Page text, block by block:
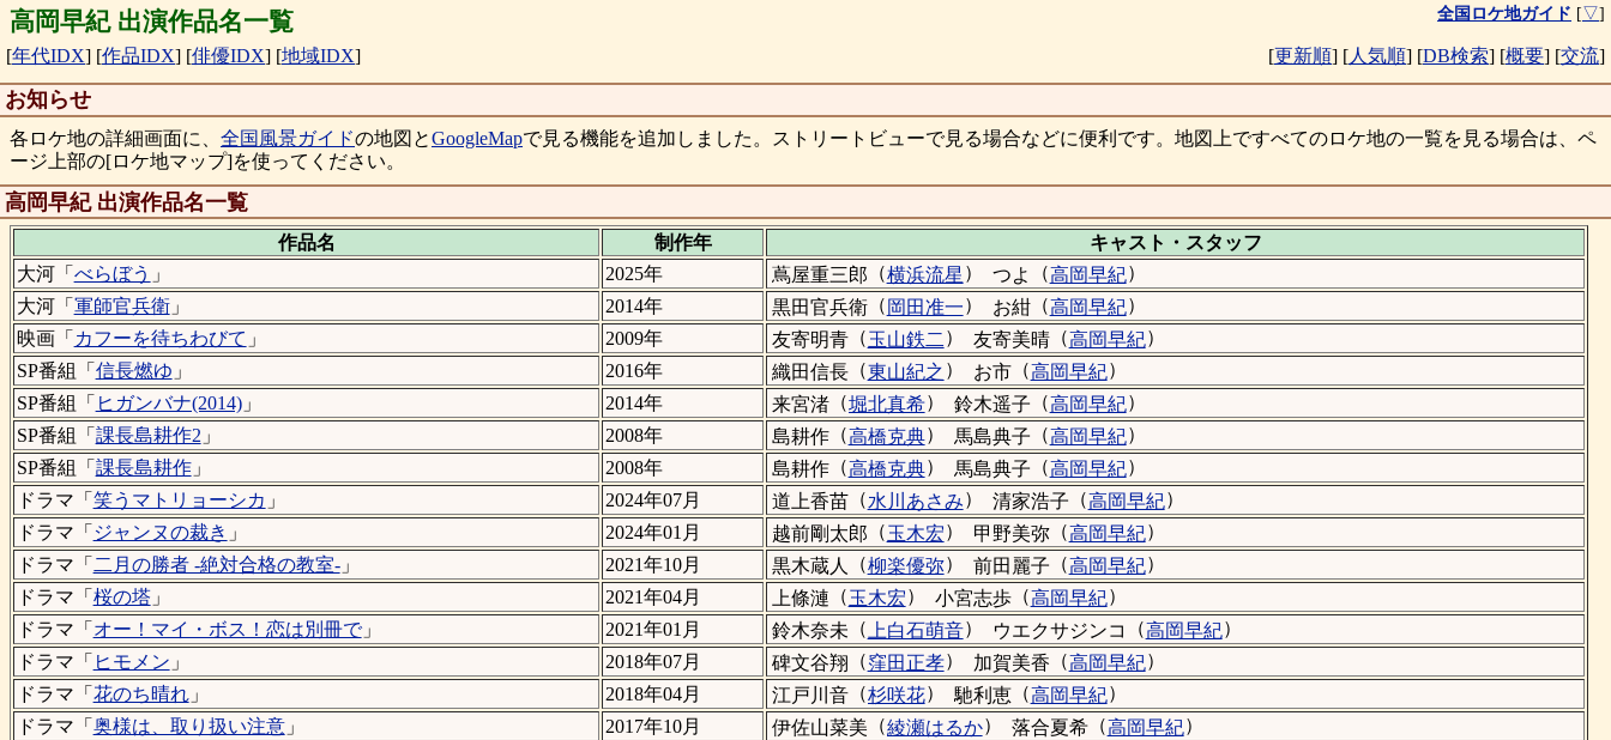
高岡早紀 出演作品名一覧 全国ロケ地ガイド [▽]
[年代IDX] [作品IDX] [俳優IDX] [地域IDX] [更新順] [人気順] [DB検索] [概要] [交流]
お知らせ
各ロケ地の詳細画面に、 全国風景ガイドの地図とGoogleMapで見る機能を追加しました。ストリートビューで見る場合などに便利です。地図上ですべてのロケ地の一覧を見る場合は、ペ
ージ上部の[ロケ地マップ]を使ってください。
高岡早紀 出演作品名一覧
作品名 制作年 キャスト・ スタッフ
大河「 べらぼう 」 2025年 蔦屋重三郎 （横浜流星 ） つよ （高岡早紀）
大河「 軍師官兵衛」 2014年 黒田官兵衛（ 岡田准一） お紺（高岡早紀）
映画「 カフーを待ちわびて 」 2009年 友寄明青（玉山鉄二 ） 友寄美晴（高岡早紀）
SP番組「 信長燃ゆ 」 2016年 織田信長（東山紀之 ） お市（高岡早紀）
SP番組「 ヒガンバナ(2014)」 2014年 来宮渚（堀北真希） 鈴木遥子 （高岡早紀）
SP番組「 課長島耕作2 」 2008年 島耕作（高橋克典） 馬島典子 （高岡早紀）
SP番組「 課長島耕作」 2008年 島耕作（高橋克典） 馬島典子 （高岡早紀）
ドラマ「 笑うマトリョーシカ 」 2024年07月 道上香苗（水川あさみ） 清家浩子 （高岡早紀）
ドラマ「 ジャンヌの裁き 」 2024年01月 越前剛太郎 （玉木宏） 甲野美弥（高岡早紀）
ドラマ「 二月の勝者 -絶対合格の教室-」 2021年10月 黒木蔵人 （柳楽優弥） 前田麗子 （高岡早紀）
ドラマ「 桜の塔」 2021年04月 上條漣 （玉木宏） 小宮志歩（高岡早紀）
ドラマ「 オー！マイ・ボス！恋は別冊で」 2021年01月 鈴木奈未 （ 上白石萌音） ウエクサジンコ （高岡早紀）
ドラマ「 ヒモメン 」 2018年07月 碑文谷翔 （窪田正孝） 加賀美香 （高岡早紀）
ドラマ「 花のち晴れ」 2018年04月 江戸川音（杉咲花） 馳利恵（高岡早紀）
ドラマ「 奥様は、取り扱い注意」 2017年10月 伊佐山菜美 （綾瀬はるか） 落合夏希（高岡早紀）